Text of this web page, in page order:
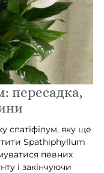
пересадка,
спатіфілум, яку ще
Spathiphyllum
певних
і закінчуючи